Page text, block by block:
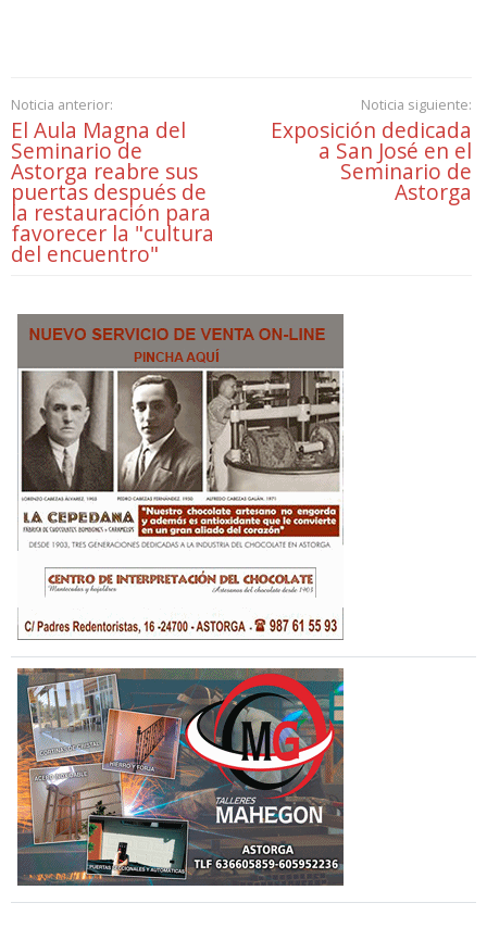
Noticia anterior:
El Aula Magna del
Seminario de
Astorga reabre sus
puertas después de
la restauración para
favorecer la "cultura
del encuentro"
Noticia siguiente:
Exposición dedicada
a San José en el
Seminario de
Astorga